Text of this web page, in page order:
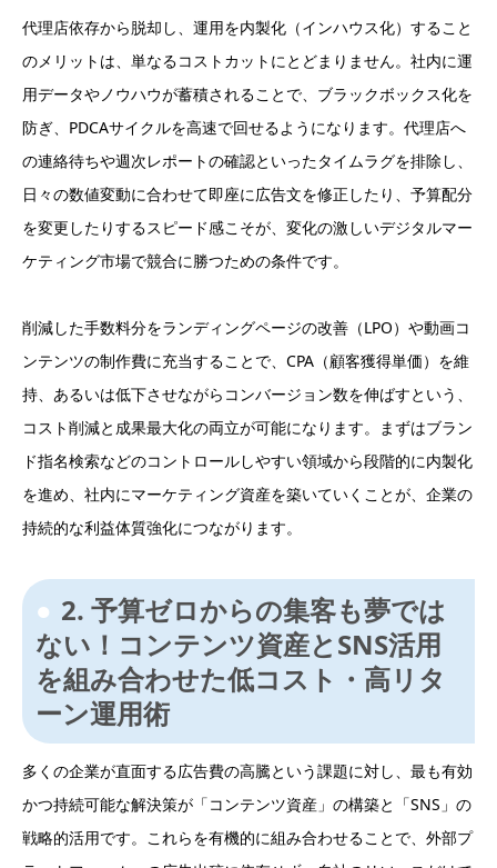
代理店依存から脱却し、運用を内製化（インハウス化）すること
のメリットは、単なるコストカットにとどまりません。社内に運
用データやノウハウが蓄積されることで、ブラックボックス化を
防ぎ、PDCAサイクルを高速で回せるようになります。代理店へ
の連絡待ちや週次レポートの確認といったタイムラグを排除し、
日々の数値変動に合わせて即座に広告文を修正したり、予算配分
を変更したりするスピード感こそが、変化の激しいデジタルマー
ケティング市場で競合に勝つための条件です。
削減した手数料分をランディングページの改善（LPO）や動画コ
ンテンツの制作費に充当することで、CPA（顧客獲得単価）を維
持、あるいは低下させながらコンバージョン数を伸ばすという、
コスト削減と成果最大化の両立が可能になります。まずはブラン
ド指名検索などのコントロールしやすい領域から段階的に内製化
を進め、社内にマーケティング資産を築いていくことが、企業の
持続的な利益体質強化につながります。
2. 予算ゼロからの集客も夢では
ない！コンテンツ資産とSNS活用
を組み合わせた低コスト・高リタ
ーン運用術
多くの企業が直面する広告費の高騰という課題に対し、最も有効
かつ持続可能な解決策が「コンテンツ資産」の構築と「SNS」の
戦略的活用です。これらを有機的に組み合わせることで、外部プ